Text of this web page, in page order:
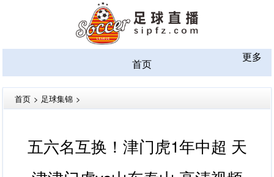
首页
更多
首页 > 足球集锦 >
五六名互换！津门虎1年中超 天